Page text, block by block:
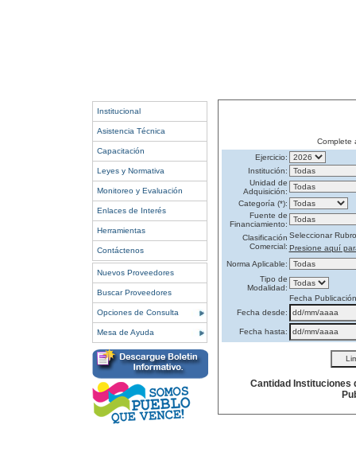
Institucional
Asistencia Técnica
Capacitación
Leyes y Normativa
Monitoreo y Evaluación
Enlaces de Interés
Herramientas
Contáctenos
Nuevos Proveedores
Buscar Proveedores
Opciones de Consulta
Mesa de Ayuda
Complete
Ejercicio:
Institución:
Unidad de
Adquisición:
Categoría (*):
Fuente de
Financiamiento:
Clasificación
Comercial:
Seleccionar Rubro
Presione aquí
Norma Aplicable:
Tipo de
Modalidad:
Fecha Publicación
Fecha desde:
Fecha hasta:
Cantidad Instituciones